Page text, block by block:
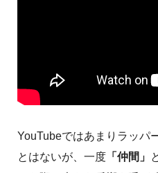
YouTubeではあまりラッパ
とはないが、一度 「仲間」